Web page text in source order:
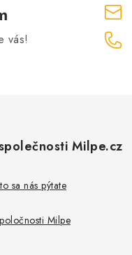
vás!
Milpe.cz
sa nás pýtate
Milpe